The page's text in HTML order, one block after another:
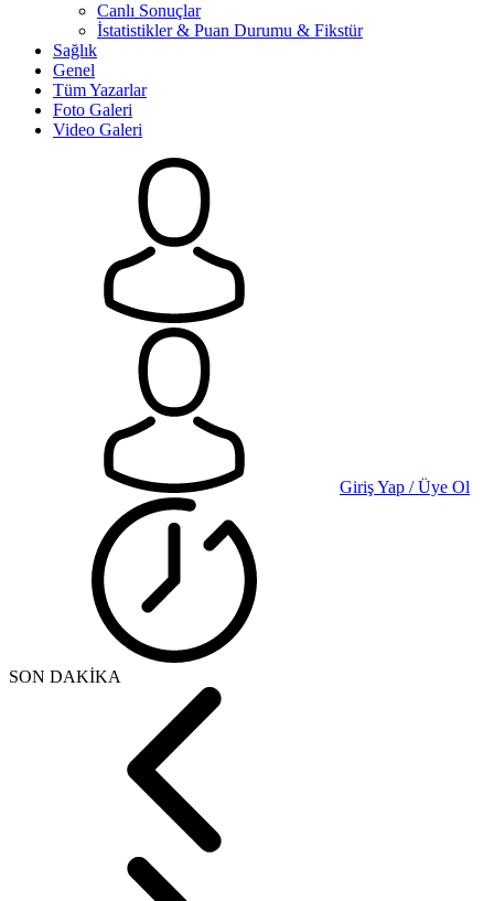
Canlı Sonuçlar
İstatistikler & Puan Durumu & Fikstür
Sağlık
Genel
Tüm Yazarlar
Foto Galeri
Video Galeri
Giriş Yap / Üye Ol
SON DAKİKA